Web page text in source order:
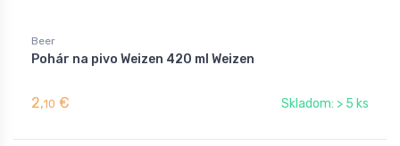
Beer
Pohár na pivo Weizen 420 ml Weizen
2,10 € Skladom: > 5 ks